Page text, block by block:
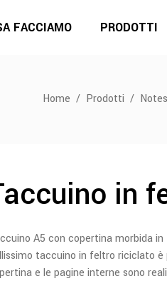
FACCIAMO PRODOTTI
Home / Prodotti / Notes
in
A5 con copertina morbida
taccuino in feltro riciclato
e le pagine interne sono